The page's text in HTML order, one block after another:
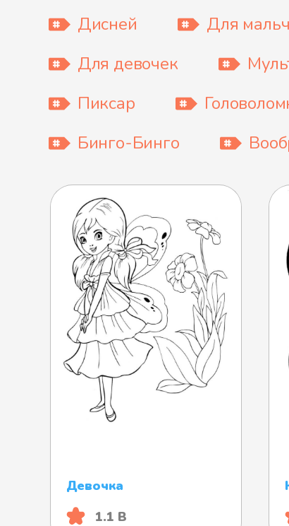
Дисней
Для
Для девочек
Пиксар
Бинго-Бинго
Девочка
1.1 B